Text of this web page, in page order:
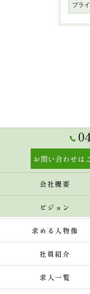
プラ
お問い合わせは
会社概要
ビジョン
求める人物像
社員紹介
求人一覧